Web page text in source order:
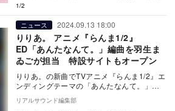
1/2
ニュース 2024.09.13 18:00
りりあ。 アニメ『らんま1/2』
ED「あんたなんて。」編曲を羽生ま
ゐごが担当 特設サイトもオープン
りりあ。の新曲でTVアニメ『らんま1/2』エ
ンディングテーマの「あんたなんて。」
に、編曲で羽生まゐごが参加。また、同楽
曲の特設サ…
リアルサウンド編集部